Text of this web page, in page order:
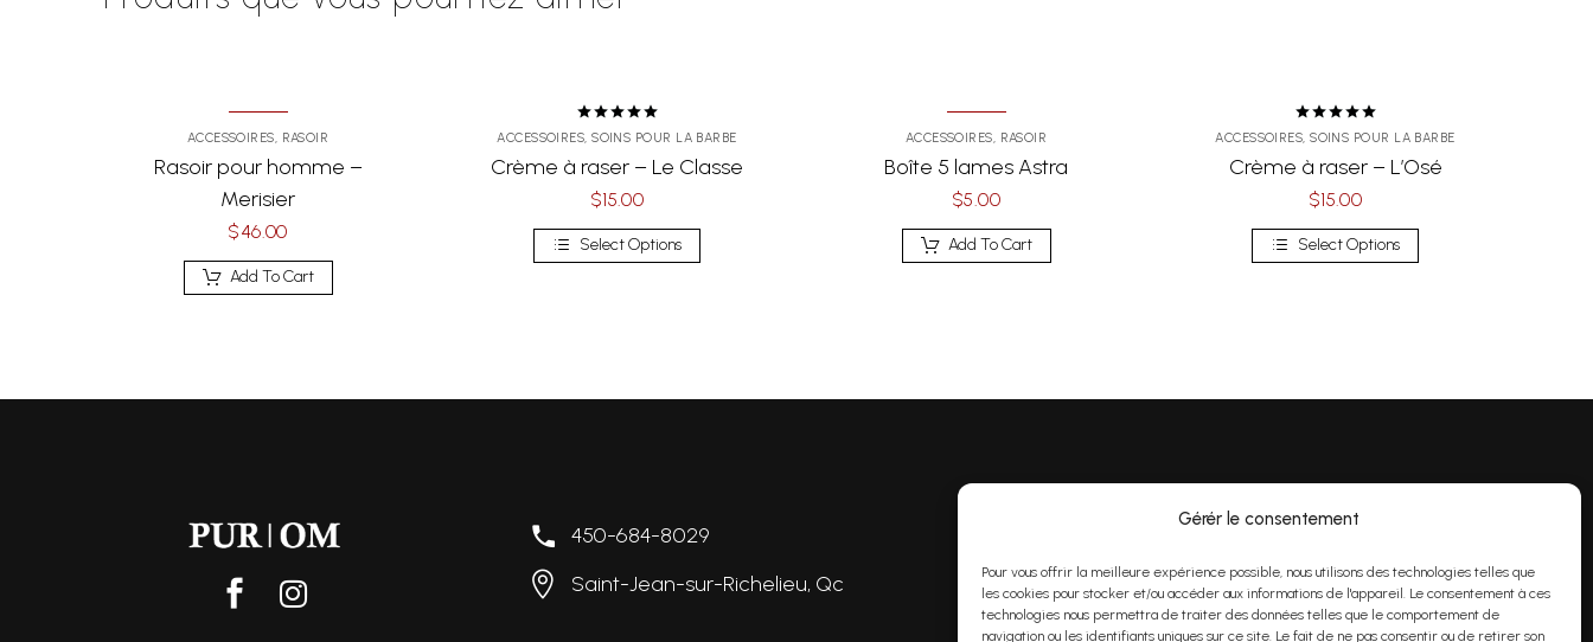
Gérér le consentement
Pour vous offrir la meilleure expérience possible, nous utilisons des technologies telles que
les cookies pour stocker et/ou accéder aux informations de l'appareil. Le consentement à ces
technologies nous permettra de traiter des données telles que le comportement de
navigation ou les identifiants uniques sur ce site. Le fait de ne pas consentir ou de retirer son
ACCESSOIRES RASOIR
Rasoir pour homme –
Merisier
$46.00
Add To Cart
sur 5
ACCESSOIRES ,SOINS POUR LA BARBE
Crème à raser – Le Classe
$15.00
Select Options
ACCESSOIRES RASOIR
Boîte 5 lames Astra
$5.00
Add To Cart
sur 5
ACCESSOIRES ,SOINS POUR LA BARBE
Crème à raser – L’Osé
$15.00
Select Options
450-684-8029
Saint-Jean-sur-Richelieu, Qc
info@purom.ca